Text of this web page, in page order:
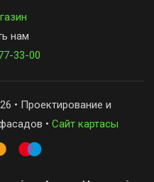
нам
33-00
• Проектирование и
• Сайт картасы